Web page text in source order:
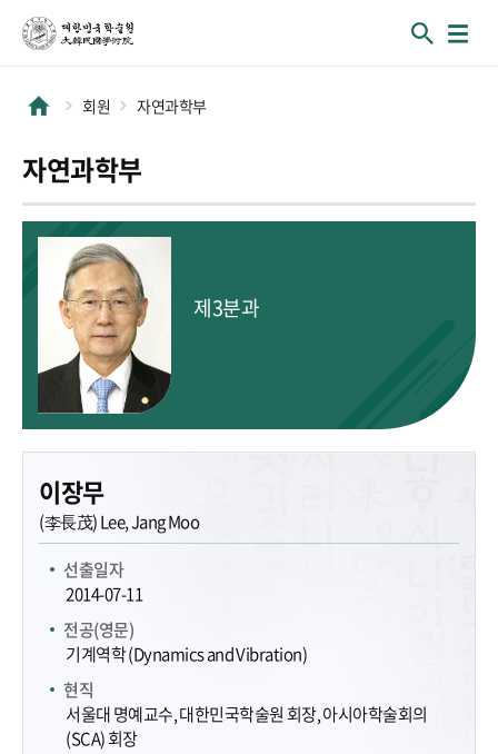
회원 자연과학부
자연과학부
제3분과
이장무
(李長茂) Lee, Jang Moo
선출일자
2014-07-11
전공(영문)
기계역학 (Dynamics and Vibration)
현직
서울대 명예교수, 대한민국학술원 회장, 아시아학술회의
(SCA) 회장